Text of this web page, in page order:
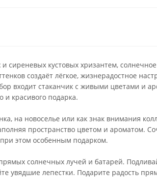
сиреневых кустовых хризантем,
создаёт лёгкое, жизнерадостное
входит стаканчик с живыми цветами и
красивого подарка.
на новоселье или как знак внимания
пространство цветом и ароматом.
этом особенным подарком.
солнечных лучей и батарей.
увядшие лепестки. Подарите радость